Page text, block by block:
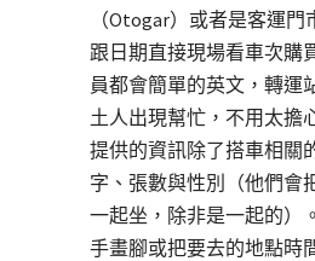
（Otogar）或者是客運
跟日期直接現場看車次購
員都會簡單的英文，轉運
土人出現幫忙，不用太擔
提供的資訊除了搭車相關
字、張數與性別（他們會
一起坐，除非是一起的）
手畫腳或把要去的地點時